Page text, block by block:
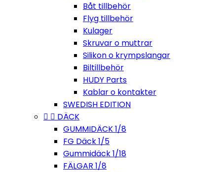
Båt tillbehör
Flyg tillbehör
Kulager
Skruvar o muttrar
Silikon o krympslangar
Biltillbehör
HUDY Parts
Kablar o kontakter
SWEDISH EDITION
  DÄCK
GUMMIDÄCK 1/8
FG Däck 1/5
Gummidäck 1/18
FÄLGAR 1/8